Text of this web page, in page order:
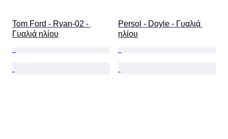
Tom Ford - Ryan-02 -
Γυαλιά ηλίου
Persol - Doyle - Γυαλιά
ηλίου